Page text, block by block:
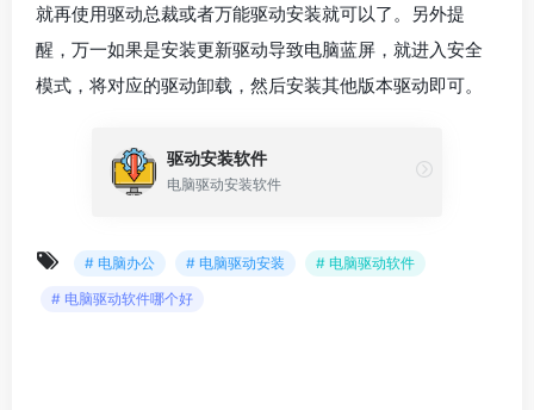
就再使用驱动总裁或者万能驱动安装就可以了。另外提
醒，万一如果是安装更新驱动导致电脑蓝屏，就进入安全
模式，将对应的驱动卸载，然后安装其他版本驱动即可。
驱动安装软件
电脑驱动安装软件
# 电脑办公 # 电脑驱动安装
# 电脑驱动软件
# 电脑驱动软件哪个好